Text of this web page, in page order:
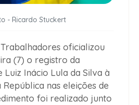
- Ricardo Stuckert
oficializou
(7) o registro da
Luiz Inácio Lula da Silva à
República nas eleições de
foi realizado junto